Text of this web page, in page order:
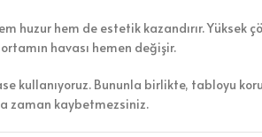
huzur hem de estetik kazandırır.
havası hemen değişir.
kullanıyoruz. Bununla birlikte, tabloyu
zaman kaybetmezsiniz.